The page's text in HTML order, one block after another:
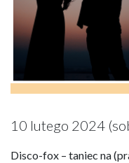
10 lutego 2024
Disco-fox – taniec na